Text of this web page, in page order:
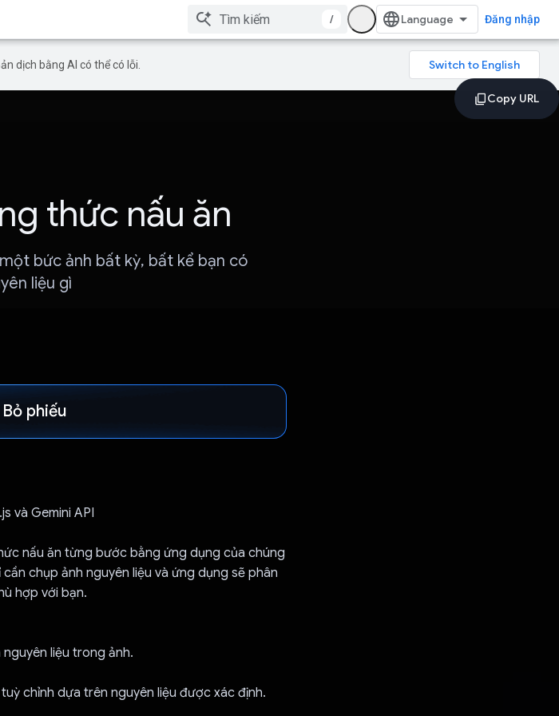
/ Đăng nhập
dịch bằng AI có thể có lỗi.
thức nấu ăn
bức ảnh bất kỳ, bất kể bạn có
liệu gì
Bỏ phiếu
và Gemini API
nấu ăn từng bước bằng ứng dụng của chúng
chụp ảnh nguyên liệu và ứng dụng sẽ phân
hợp với bạn.
nguyên liệu trong ảnh.
chỉnh dựa trên nguyên liệu được xác định.